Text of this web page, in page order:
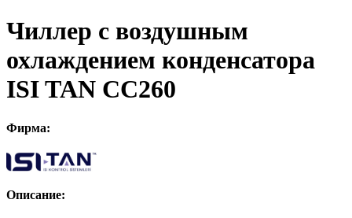
Чиллер с воздушным
охлаждением конденсатора
ISI TAN СС260
Фирма:
Описание: